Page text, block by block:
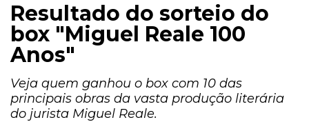
Resultado do sorteio do
box "Miguel Reale 100
Anos"
Veja quem ganhou o box com 10 das
principais obras da vasta produção literária
do jurista Miguel Reale.